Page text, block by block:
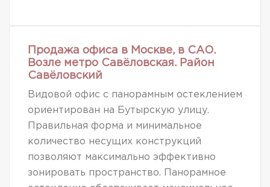
Продажа офиса в Москве, в САО.
Возле метро Савёловская. Район
Савёловский
Видовой офис с панорамным остеклением
ориентирован на Бутырскую улицу.
Правильная форма и минимальное
количество несущих конструкций
позволяют максимально эффективно
зонировать пространство. Панорамное